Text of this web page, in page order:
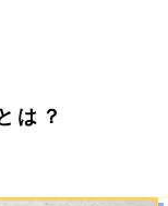
は？